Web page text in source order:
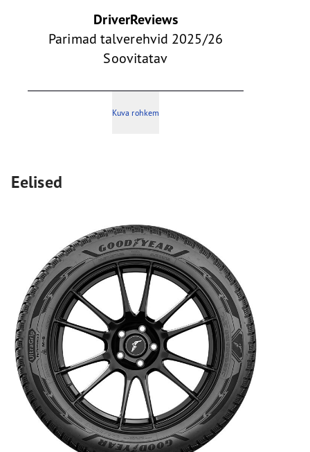
DriverReviews
Parimad talverehvid 2025/26
Soovitatav
Kuva rohkem
Eelised